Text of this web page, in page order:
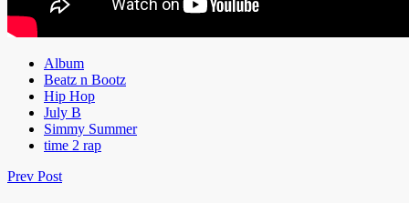
Album
Beatz n Bootz
Hip Hop
July B
Simmy Summer
time 2 rap
Prev Post